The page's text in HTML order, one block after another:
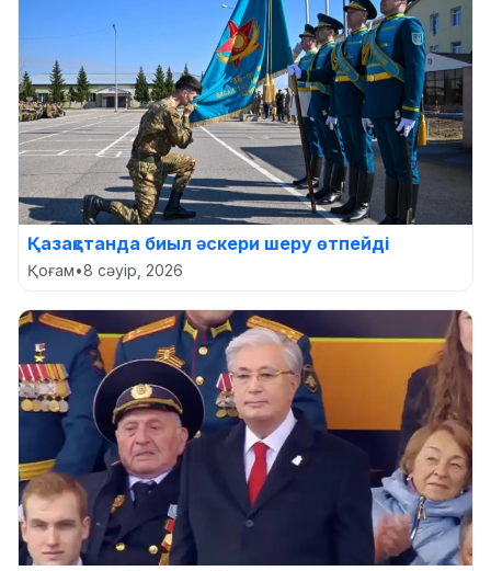
Қазақстанда биыл әскери шеру өтпейді
Қоғам•8 сәуір, 2026